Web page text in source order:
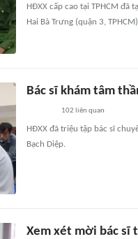
HĐXX cấp cao tại TPHCM đã
Hai Bà Trưng (quận 3,
Bác sĩ khám tâm
102 liên quan
HĐXX đã triệu tập bác sĩ
Bạch Diệp.
Xem xét mời bác sĩ